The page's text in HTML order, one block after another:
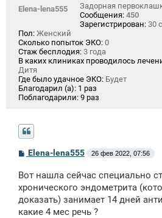
Elena-lena555
Задорная
Сообщения: 450
Зарегистрирован: 30
Пол: Женский
Сколько попыток ЭКО: 0
Стаж бесплодия: 3 года
В каких клиниках проводилось
Дитя
Где было удачное ЭКО: Будет
Благодарил (а): 1 раз
Поблагодарили: 9 раз
С
о
б
щ
н
и
Elena-lena555 26 фев 2022, 07:56
Вот нашла сейчас специально
хронического эндометрита
доказать) занимает 14 дней
какие 4 мес речь ?